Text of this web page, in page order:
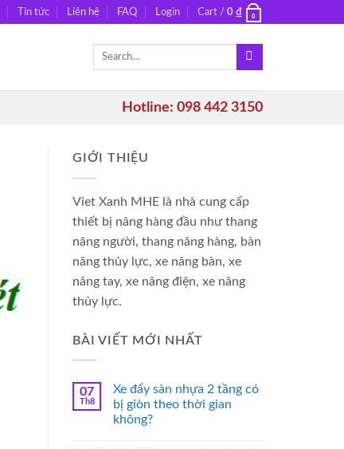
Tin tức Liên hệ FAQ Login Cart / 0 ₫ 0
Search
Hotline: 098 442 3150
GIỚI THIỆU
Viet Xanh MHE là nhà cung cấp
thiết bị nâng hàng đầu như thang
nâng người, thang nâng hàng, bàn
nâng thủy lực, xe nâng bàn, xe
nâng tay, xe nâng điện, xe nâng
thủy lực.
BÀI VIẾT MỚI NHẤT
07
Th8
Xe đẩy sàn nhựa 2 tầng có
bị giòn theo thời gian
không?